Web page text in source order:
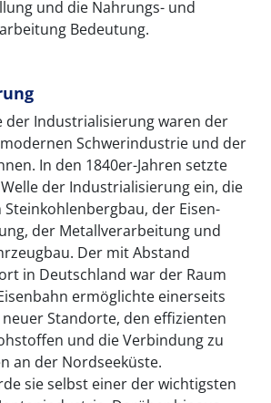
und die Nahrungs- und
Bedeutung.
der Industrialisierung waren der
Schwerindustrie und der
In den 1840er-Jahren setzte
der Industrialisierung ein, die
der Eisen-
der Metallverarbeitung und
Der mit Abstand
in Deutschland war der Raum
ermöglichte einerseits
Standorte, den effizienten
und die Verbindung zu
an der Nordseeküste.
sie selbst einer der wichtigsten